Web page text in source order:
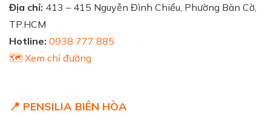
Địa chỉ: 413 – 415 Nguyễn Đình Chiểu, Phường Bàn Cờ,
TP.HCM
Hotline: 0938 777 885
🗺️ Xem chỉ đường
📍 PENSILIA BIÊN HÒA